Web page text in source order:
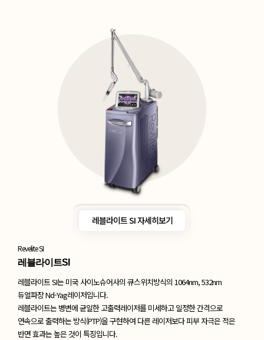
레블라이트 SI 자세히보기
Revelite SI
레블라이트SI
레블라이트 SI는 미국 사이노슈어사의 큐스위치방식의 1064nm, 532nm
듀얼파장Nd-Yag레이저입니다.
레블라이트는 병변에 균일한 고출력레이저를 미세하고일정한 간격으로
연속으로 출력하는 방식(PTP)을 구현하여 다른 레이저보다피부 자극은 적은
반면 효과는 높은 것이 특징입니다.